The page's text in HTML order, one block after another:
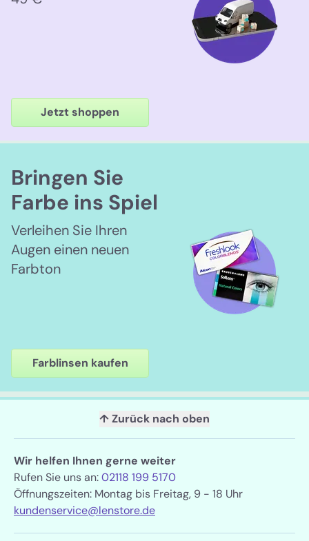
Jetzt shoppen
Bringen Sie
Farbe ins Spiel
Verleihen Sie Ihren
Augen einen neuen
Farbton
Farblinsen kaufen
↑ Zurück nach oben
Wir helfen Ihnen gerne weiter
Rufen Sie uns an:02118 199 5170
Öffnungszeiten: Montag bis Freitag, 9 - 18 Uhr
kundenservice@lenstore.de